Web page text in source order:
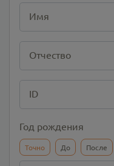
Имя
Отчество
ID
Год рождения
Точно До После